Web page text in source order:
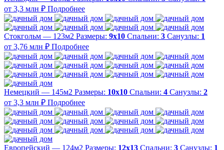
от 3,3 млн ₽ Подробнее
Стокгольм — 123м2 Размеры: 9х10 Спальни: 3 Санузлы: 1
от 3,76 млн ₽ Подробнее
Немецкий — 145м2 Размеры: 10х10 Спальни: 4 Санузлы: 2
от 3,3 млн ₽ Подробнее
Европейский — 124м2 Размеры: 12х13 Спальни: 3 Санузлы: 1